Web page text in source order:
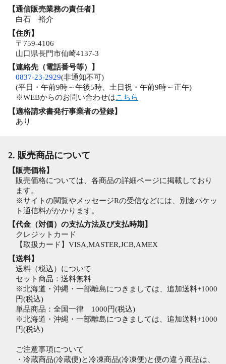
【通信販売業務の責任者】
白石 裕介
【住所】
〒759-4106
山口県長門市仙崎4137-3
【連絡先（電話番号等）】
0837-23-2929(非通知不可)
(平日・午前9時～午後5時、土日祝・午前9時～正午)
※WEBからのお問い合わせはこちら
【適格請求書発行事業者の登録】
あり
2. 販売商品について
【販売価格】
販売価格については、各商品の詳細ページに掲載しており
ます。
※サイトの閲覧やメッセージRの受信などには、別途パケッ
ト通信料がかかります。
【代金（対価）の支払方法及び支払時期】
クレジットカード
【取扱カード】VISA,MASTER,JCB,AMEX
【送料】
送料（税込）について
セット商品：送料無料
※北海道・沖縄・一部離島につきましては、追加送料+1000
円(税込)
単品商品：全国一律 1000円(税込)
※北海道・沖縄・一部離島につきましては、追加送料+1000
円(税込)
ご注意事項について
・冷蔵商品(冷蔵便)と冷凍商品(冷凍便)と便の違う商品は、